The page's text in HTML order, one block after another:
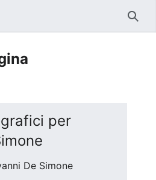
per
De Simone